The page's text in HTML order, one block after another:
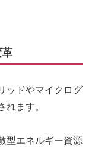
ッドやマイクログ
れます。
型エネルギー資源